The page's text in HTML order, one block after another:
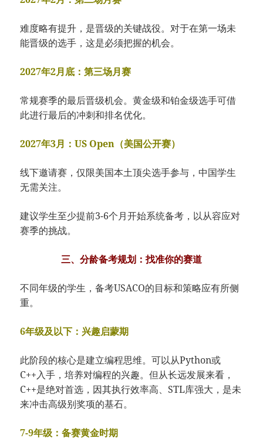
难度略有提升，是晋级的关键战役。对于在第一场未
能晋级的选手，这是必须把握的机会。
2027年2月底：第三场月赛
常规赛季的最后晋级机会。黄金级和铂金级选手可借
此进行最后的冲刺和排名优化。
2027年3月：US Open（美国公开赛）
线下邀请赛，仅限美国本土顶尖选手参与，中国学生
无需关注。
建议学生至少提前3-6个月开始系统备考，以从容应对
赛季的挑战。
三、分龄备考规划：找准你的赛道
不同年级的学生，备考USACO的目标和策略应有所侧
重。
6年级及以下：兴趣启蒙期
此阶段的核心是建立编程思维。可以从Python或
C++入手，培养对编程的兴趣。但从长远发展来看，
C++是绝对首选，因其执行效率高、STL库强大，是未
来冲击高级别奖项的基石。
7-9年级：备赛黄金时期